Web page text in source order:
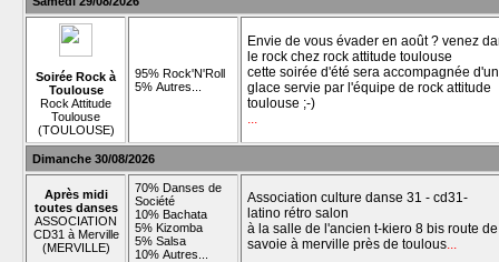
Soirée Rock à
Toulouse
Rock Attitude
Toulouse
(TOULOUSE)
95% Rock'N'Roll
5% Autres...
Envie de vous évader en août ? venez
le rock chez rock attitude toulouse
cette soirée d'été sera accompagnée
glace servie par l'équipe de rock attitude
toulouse ;-)
...
Dimanche 30/08/2026
Après midi
toutes danses
ASSOCIATION
CD31 à Merville
(MERVILLE)
70% Danses de
Société
10% Bachata
5% Kizomba
5% Salsa
10% Autres...
Association culture danse 31 - cd31-
latino rétro salon
à la salle de l'ancien t-kiero 8 bis route de
savoie à merville près de toulous...